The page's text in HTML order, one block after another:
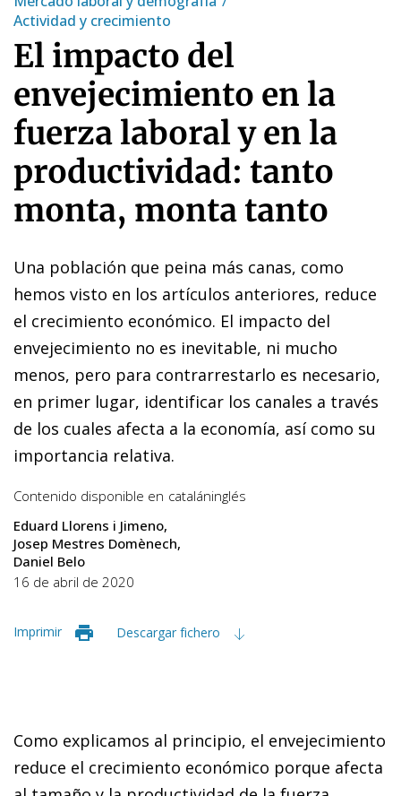
Actividad y crecimiento
El impacto del
envejecimiento en la
fuerza laboral y en la
productividad: tanto
monta, monta tanto
Una población que peina más canas, como
hemos visto en los artículos anteriores, reduce
el crecimiento económico. El impacto del
envejecimiento no es inevitable, ni mucho
menos, pero para contrarrestarlo es necesario,
en primer lugar, identificar los canales a través
de los cuales afecta a la economía, así como su
importancia relativa.
Contenido disponible en cataláninglés
Eduard Llorens i Jimeno
Josep Mestres Domènech
Daniel Belo
16 de abril de 2020
Imprimir Descargar fichero
Como explicamos al principio, el envejecimiento
reduce el crecimiento económico porque afecta